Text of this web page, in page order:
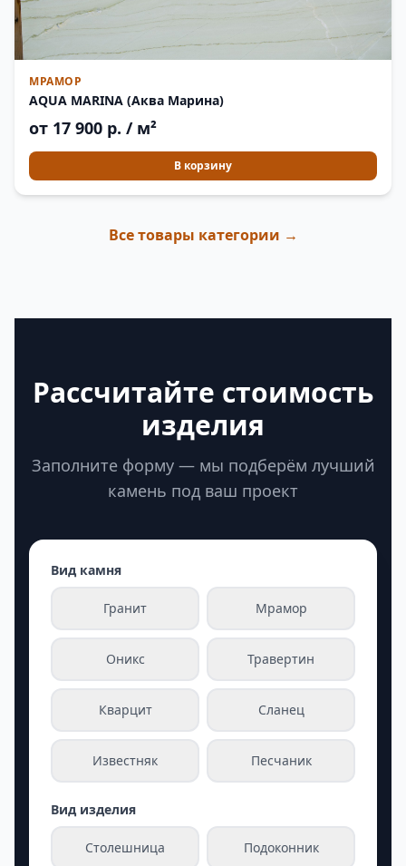
МРАМОР
AQUA MARINA (Аква Марина)
от 17 900 р. / м²
В корзину
Все товары категории →
Рассчитайте стоимость
изделия
Заполните форму — мы подберём лучший
камень под ваш проект
Вид камня
Гранит Мрамор
Оникс Травертин
Кварцит Сланец
Известняк Песчаник
Вид изделия
Столешница Подоконник